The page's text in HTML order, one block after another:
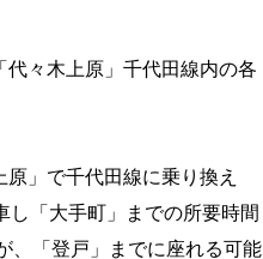
々木上原」千代田線内の各
」で千代田線に乗り換え
「大手町」までの所要時間
、「登戸」までに座れる可能